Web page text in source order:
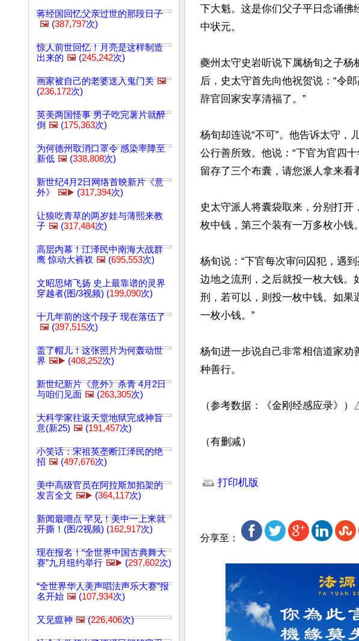
蒋经国回忆父亲过世的那段日子
🖼️ (387,797次)
惊人前世回忆！月亮是这样制造
出来的 🖼️ (245,242次)
画家被自己的老婆送入鬼门关 🖼️
(236,172次)
英美两国怪事 男子吃完薯片就醉
倒 🖼️ (175,363次)
为何德州取消口罩令 感染率降至
新低 🖼️ (338,808次)
新世纪4月2日网络首映新片《意
外》
🖼️▶️ (317,394次)
让狼吃青草的两岁娃与薄熙来教
子 🖼️ (317,484次)
高层内幕！江泽民中南海大战群
鹰 惊动大裤衩 🖼️ (695,553次)
文昭思绪飞扬 史上最靠谱的灵界
穿越者(图/3视频) (199,090次)
十几年前的这个段子 现在落伍了
🖼️ (397,515次)
盖了帽儿！这张照片为何轰动世
界 🖼️▶️ (408,252次)
新世纪新片《意外》杀青 4月2日
与咱们见面 🖼️ (263,305次)
大科学家往返天堂地狱完成神旨
意(新25) 🖼️ (191,457次)
小笑话：宋祖英垄断江泽民的绝
招 🖼️ (497,676次)
美中高级官员在阿拉斯加掐架的
发言全文 🖼️▶️ (364,117次)
新闻最嘲点 罕见！美中一上来就
开撕！(图/2视频) (162,917次)
现在报名！“全世界中国古典舞大
赛”九月纽约举行 🖼️▶️ (297,602次)
“全世界华人美声唱法声乐大赛”报
名开始 🖼️ (107,934次)
又见瘟神 🖼️(226,406次)
下大魁。这是你们父子平日念诵佛
中状元。
夔州太守史岩听说下属杨旬之子
后，史太守首先向他祝贺说：“令
辞官回家安享清福了。”
杨旬却连说“不可”。他告诉太守，
公行善所致。他说：“下官为官四
留存了三个布囊，请您派人拿来看
史太守派人将囊袋取来，分别打
枚中钱，第三个装有一万多枚小钱
杨旬说：“下官每次审问囚犯，遇
边地之流刑，之后就投一枚大钱。
刑，若可以，则投一枚中钱。如果
一枚小钱。”
杨旬进一步说自己非常相信道家
种善行。
（参考数据：《金刚经感应录》）
（有删减）
打印机版
分享至：